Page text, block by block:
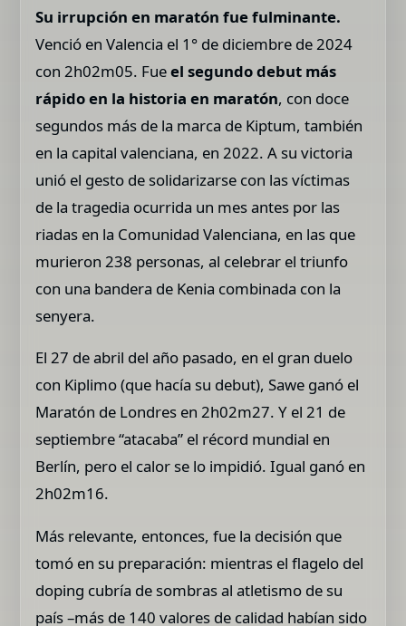
Su irrupción en maratón fue fulminante.
Venció en Valencia el 1° de diciembre de 2024
con 2h02m05. Fueel segundo debut más
rápido en la historia en maratón, con doce
segundos más de la marca de Kiptum, también
en la capital valenciana, en 2022. A su victoria
unió el gesto de solidarizarse con las víctimas
de la tragedia ocurrida un mes antes por las
riadas en la Comunidad Valenciana, en las que
murieron 238 personas, al celebrar el triunfo
con una bandera de Kenia combinada con la
senyera.
El 27 de abril del año pasado, en el gran duelo
con Kiplimo (que hacía su debut), Sawe ganó el
Maratón de Londres en 2h02m27. Y el 21 de
septiembre “atacaba” el récord mundial en
Berlín, pero el calor se lo impidió. Igual ganó en
2h02m16.
Más relevante, entonces, fue la decisión que
tomó en su preparación: mientras el flagelo del
doping cubría de sombras al atletismo de su
país –más de 140 valores de calidad habían sido